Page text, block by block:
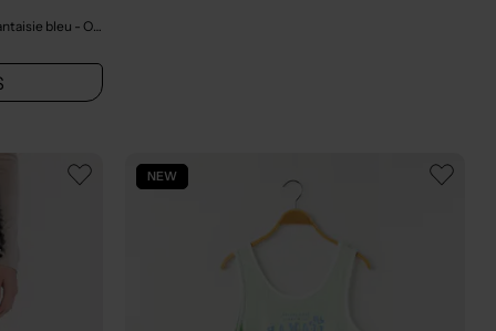
bleu - Outlet
NEW